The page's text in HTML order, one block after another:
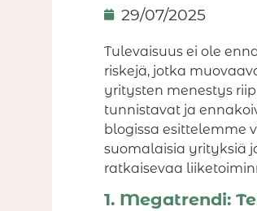
29/07/2025
Tulevaisuus ei ole
riskejä, jotka
yritysten menestys
tunnistavat ja
blogissa esittelemme
suomalaisia yrityksiä
ratkaisevaa
1. Megatrendi: